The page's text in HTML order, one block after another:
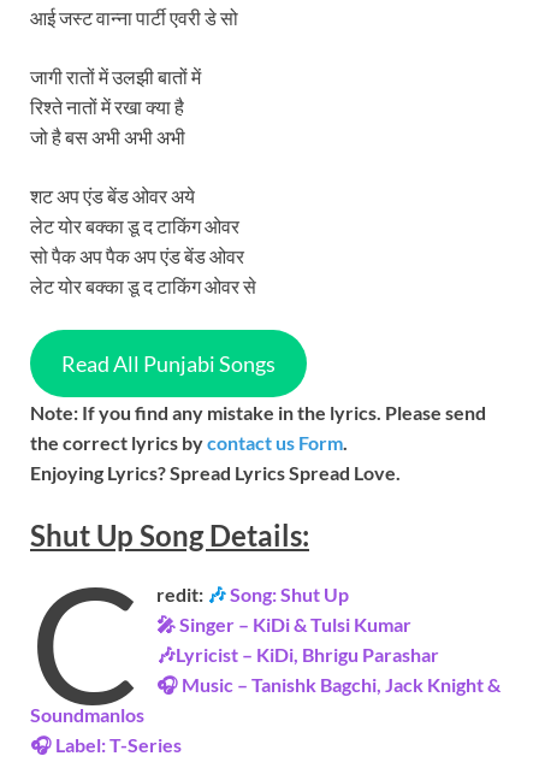
आई जस्ट वान्ना पार्टी एवरी डे सो
जागी रातों में उलझी बातों में
रिश्ते नातों में रखा क्या है
जो है बस अभी अभी अभी
शट अप एंड बेंड ओवर अये
लेट योर बक्का डू द टाकिंग ओवर
सो पैक अप पैक अप एंड बेंड ओवर
लेट योर बक्का डू द टाकिंग ओवर से
Read All Punjabi Songs
Note: If you find any mistake in the lyrics. Please send
the correct lyrics bycontact us Form
Enjoying Lyrics? Spread Lyrics Spread Love.
Shut Up SongDetails:
C redit: 🎶Song: Shut Up
🎤 Singer – KiDi & Tulsi Kumar
🎶Lyricist – KiDi, Bhrigu Parashar
🎧 Music – Tanishk Bagchi, Jack Knight &
Soundmanlos
🎧 Label: T-Series